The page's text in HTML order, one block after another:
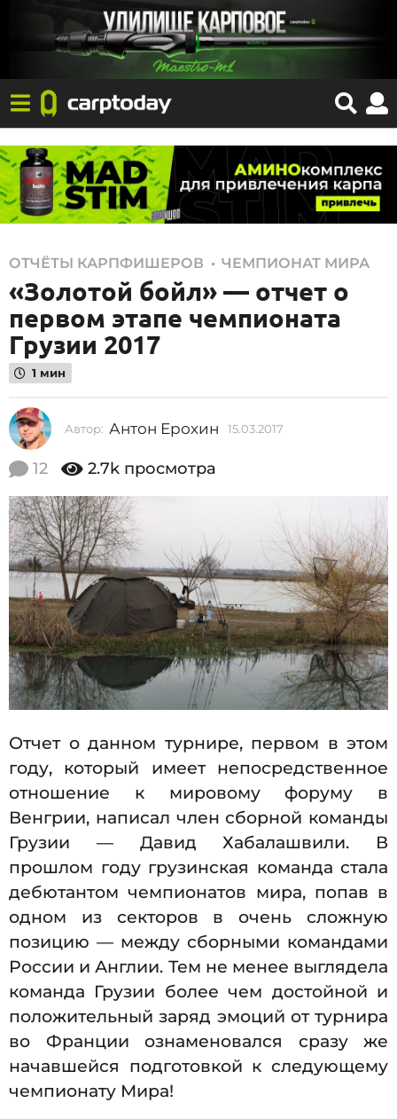
1
5
.
0
3
.
2
0
1
1
5
.
0
3
.
2
0
1
7
ОТЧЁТЫ КАРПФИШЕРОВ ,ЧЕМПИОНАТ МИРА
«Золотой бойл» — отчет о
первом этапе чемпионата
Грузии 2017
1 мин
Автор: Антон Ерохин 15.03.2017
2
0
7
12 2.7k просмотра
Отчет о данном турнире, первом в этом
году, который имеет непосредственное
отношение к мировому форуму в
Венгрии, написал член сборной команды
Грузии — Давид Хабалашвили. В
прошлом году грузинская команда стала
дебютантом чемпионатов мира, попав в
одном из секторов в очень сложную
позицию — между сборными командами
России и Англии. Тем не менее выглядела
команда Грузии более чем достойной и
положительный заряд эмоций от турнира
во Франции ознаменовался сразу же
начавшейся подготовкой к следующему
чемпионату Мира!